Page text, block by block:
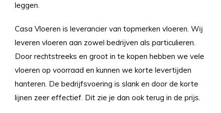
leggen.
Casa Vloeren is leverancier van topmerken vloeren. Wij
leveren vloeren aan zowel bedrijven als particulieren.
Door rechtstreeks en groot in te kopen hebben we vele
vloeren op voorraad en kunnen we korte levertijden
hanteren. De bedrijfsvoering is slank en door de korte
lijnen zeer effectief. Dit zie je dan ook terug in de prijs.